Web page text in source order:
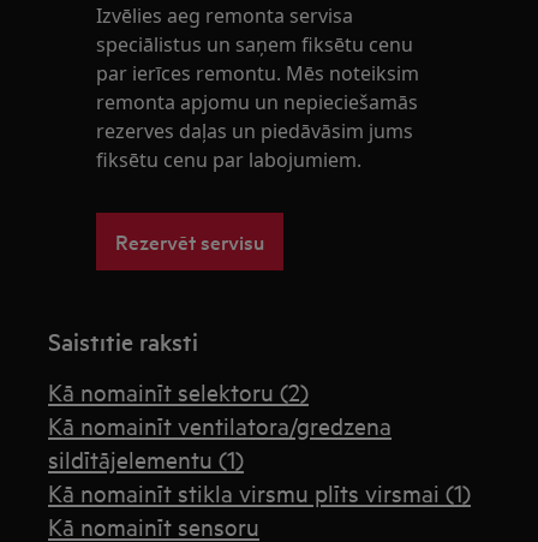
Izvēlies aeg remonta servisa
speciālistus un saņem fiksētu cenu
par ierīces remontu. Mēs noteiksim
remonta apjomu un nepieciešamās
rezerves daļas un piedāvāsim jums
fiksētu cenu par labojumiem.
Rezervēt servisu
Saistītie raksti
Kā nomainīt selektoru (2)
Kā nomainīt ventilatora/gredzena
sildītājelementu (1)
Kā nomainīt stikla virsmu plīts virsmai (1)
Kā nomainīt sensoru